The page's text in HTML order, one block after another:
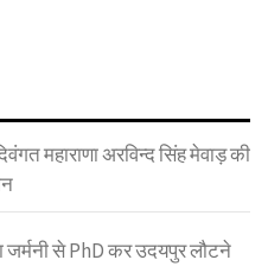
महाराणा अरविन्द सिंह मेवाड़ की
से PhD कर उदयपुर लौटने